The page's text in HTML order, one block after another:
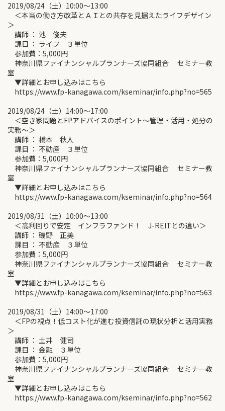
2019/08/24（土）10:00～13:00
＜本当の働き方改革とＡＩとの共存を見据えたライフデザイン
＞
講師 ： 池 俊夫
課目 ： ライフ ３単位
参加費：5,000円
神奈川県ファイナンシャルプランナーズ協同組合 セミナー教
室
▼詳細とお申し込みはこちら
https://www.fp-kanagawa.com/kseminar/info.php?no=565
2019/08/24（土）14:00～17:00
＜空き家問題とFPアドバイスのポイント～管理・活用・処分の
実務～＞
講師 ： 橋本 秋人
課目 ： 不動産 ３単位
参加費：5,000円
神奈川県ファイナンシャルプランナーズ協同組合 セミナー教
室
▼詳細とお申し込みはこちら
https://www.fp-kanagawa.com/kseminar/info.php?no=564
2019/08/31（土）10:00～13:00
＜高利回りで安定 インフラファンド！ J-REITとの違い＞
講師 ： 磯野 正美
課目 ： 不動産 ３単位
参加費：5,000円
神奈川県ファイナンシャルプランナーズ協同組合 セミナー教
室
▼詳細とお申し込みはこちら
https://www.fp-kanagawa.com/kseminar/info.php?no=563
2019/08/31（土）14:00～17:00
＜FPの視点！低コスト化が進む投資信託の現状分析と活用実務
＞
講師 ： 土井 健司
課目 ： 金融 ３単位
参加費：5,000円
神奈川県ファイナンシャルプランナーズ協同組合 セミナー教
室
▼詳細とお申し込みはこちら
https://www.fp-kanagawa.com/kseminar/info.php?no=562